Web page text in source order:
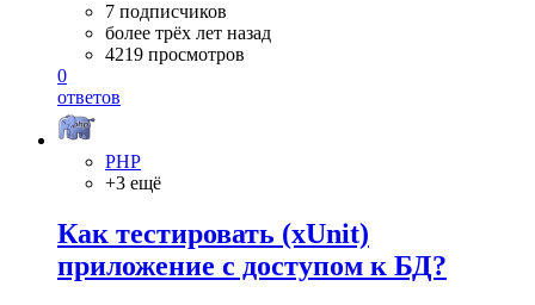
7 подписчиков
более трёх лет назад
4219 просмотров
0
ответов
PHP
+3 ещё
Как тестировать (xUnit)
приложение с доступом к БД?